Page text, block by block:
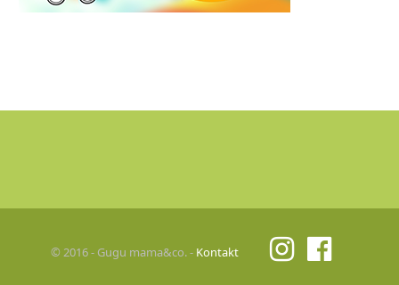
© 2016 - Gugu mama&co. - Kontakt